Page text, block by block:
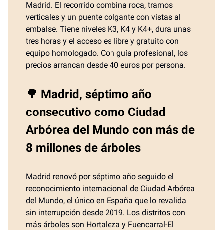
Madrid. El recorrido combina roca, tramos
verticales y un puente colgante con vistas al
embalse. Tiene niveles K3, K4 y K4+, dura unas
tres horas y el acceso es libre y gratuito con
equipo homologado. Con guía profesional, los
precios arrancan desde 40 euros por persona.
🌳 Madrid, séptimo año
consecutivo como Ciudad
Arbórea del Mundo con más de
8 millones de árboles
Madrid renovó por séptimo año seguido el
reconocimiento internacional de Ciudad Arbórea
del Mundo, el único en España que lo revalida
sin interrupción desde 2019. Los distritos con
más árboles son Hortaleza y Fuencarral-El